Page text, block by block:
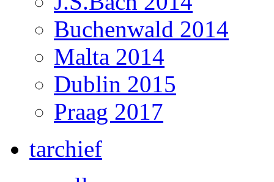
Buchenwald 2014
Malta 2014
Dublin 2015
Praag 2017
tarchief